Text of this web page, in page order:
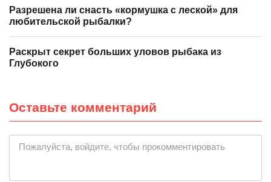
Разрешена ли снасть «кормушка с леской» для
любительской рыбалки?
Раскрыт секрет больших уловов рыбака из
Глубокого
Оставьте комментарий
Пожалуйста, войдите, чтобы прокомментировать